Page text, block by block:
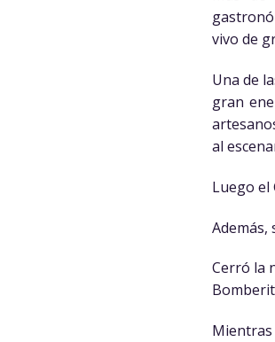
vivo de
Una de
gran
al
Luego el
Cerró la
Mientras